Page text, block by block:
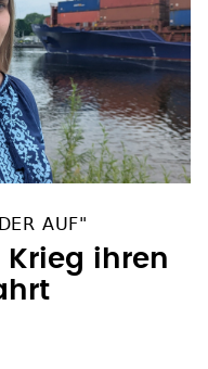
AUF"
ihren